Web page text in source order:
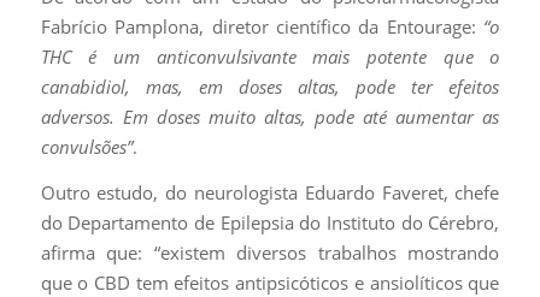
Fabrício Pamplona, diretor científico da Entourage: “o
THC é um anticonvulsivante mais potente que o
canabidiol, mas, em doses altas, pode ter efeitos
adversos. Em doses muito altas, pode até aumentar as
convulsões”.
Outro estudo, do neurologista Eduardo Faveret, chefe
do Departamento de Epilepsia do Instituto do Cérebro,
afirma que: “existem diversos trabalhos mostrando
que o CBD tem efeitos antipsicóticos e ansiolíticos que